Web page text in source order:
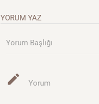
YORUM YAZ
Yorum Başlığı
mode_edit Yorum